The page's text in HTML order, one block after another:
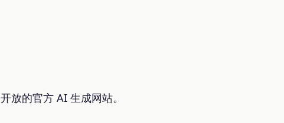
放的官方 AI 生成网站。